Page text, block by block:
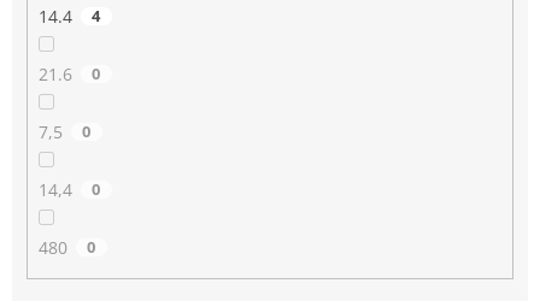
14.4 4
21.6 0
7,5 0
14,4 0
480 0